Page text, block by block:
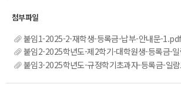
붙임1-2025-2-재학생-등록금-납부-안내문-1.pdf
붙임2-2025학년도-제2학기-대학원생-등록금-
붙임3-2025학년도-규정학기초과자-등록금-일